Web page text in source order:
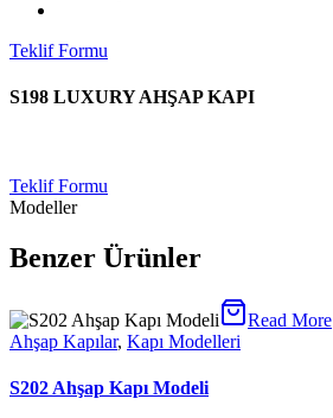
Teklif Formu
S198 LUXURY AHŞAP KAPI
Teklif Formu
Modeller
Benzer Ürünler
Read More
Ahşap Kapılar, Kapı Modelleri
S202 Ahşap Kapı Modeli